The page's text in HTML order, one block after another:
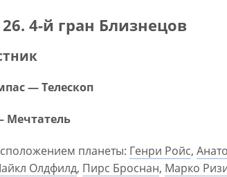
4-й гран Близнецов
— Телескоп
Мечтатель
планеты: Генри Ройс,
Олдфилд, Пирс Броснан, Марко